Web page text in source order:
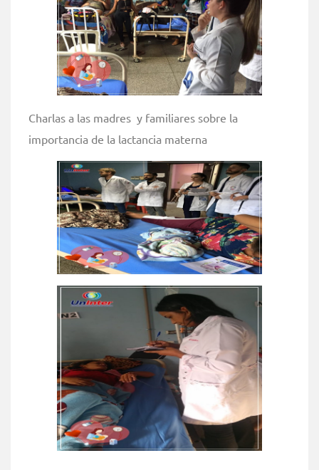
Charlas a las madres y familiares sobre la
importancia de la lactancia materna